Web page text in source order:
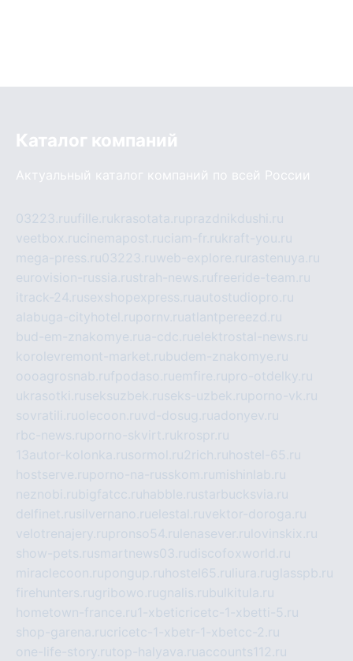
Каталог компаний
Актуальный каталог компаний по всей России
03223.ruufille.rukrasotata.ruprazdnikdushi.ru
veetbox.rucinemapost.ruciam-fr.rukraft-you.ru
mega-press.ru03223.ruweb-explore.ru rastenuya.ru
eurovision-russia.rustrah-news.rufreeride-team.ru
itrack-24.rusexshopexpress.ruautostudiopro.ru
alabuga-cityhotel.rupornv.ruatlantpereezd.ru
bud-em-znakomye.rua-cdc.ruelektrostal-news.ru
korolevremont-market.rubudem-znakomye.ru
oooagrosnab.rufpodaso.ruemfire.rupro-otdelky.ru
ukrasotki.ruseksuzbek.ruseks-uzbek.ruporno-vk.ru
sovratili.ruolecoon.ruvd-dosug.ruadonyev.ru
rbc-news.ruporno-skvirt.rukrospr.ru
13autor-kolonka.rusormol.ru2rich.ru hostel-65.ru
hostserve.ruporno-na-russkom.ru mishinlab.ru
neznobi.rubigfatcc.ru habble.rustarbucksvia.ru
delfinet.rusilvernano.ruelestal.ruvektor-doroga.ru
velotrenajery.rupronso54.ru lenasever.ru lovinskix.ru
show-pets.rusmartnews03.rudiscofoxworld.ru
miraclecoon.rupongup.ru hostel65.ru liura.ruglasspb.ru
firehunters.rugribowo.rugnalis.rubulkitula.ru
hometown-france.ru1-xbeticricetc-1-xbetti-5.ru
shop-garena.rucricetc-1-xbetr-1-xbetcc-2.ru
one-life-story.rutop-halyava.ruaccounts112.ru